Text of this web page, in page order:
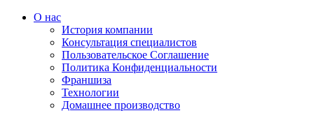
О нас
История компании
Консультация специалистов
Пользовательское Соглашение
Политика Конфиденциальности
Франшиза
Технологии
Домашнее производство